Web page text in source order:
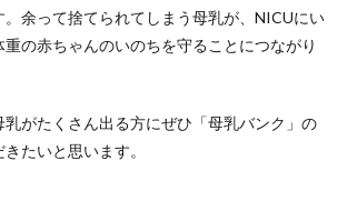
。余って捨てられてしまう母乳が、NICUにい
の⾚ちゃんのいのちを守ることにつながり
がたくさん出る方にぜひ「母乳バンク」の
たいと思います。